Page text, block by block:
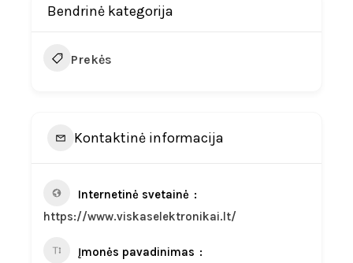
Bendrinė kategorija
Prekės
Kontaktinė informacija
Internetinė svetainė
https://www.viskaselektronikai.lt/
Įmonės pavadinimas